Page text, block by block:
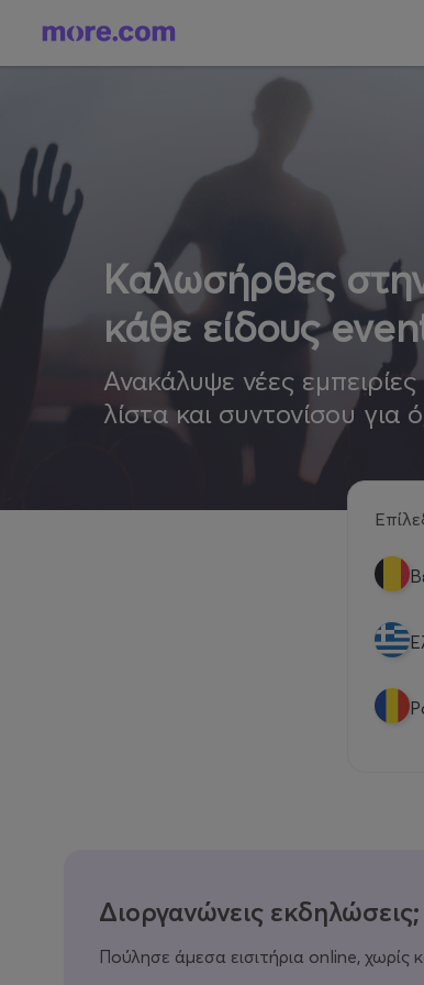
Καλωσήρθες
κάθε είδους
Ανακάλυψε νέες
λίστα και συντονίσου για
Διοργανώνεις εκδηλώσεις;
Πούλησε άμεσα εισιτήρια online, χωρίς